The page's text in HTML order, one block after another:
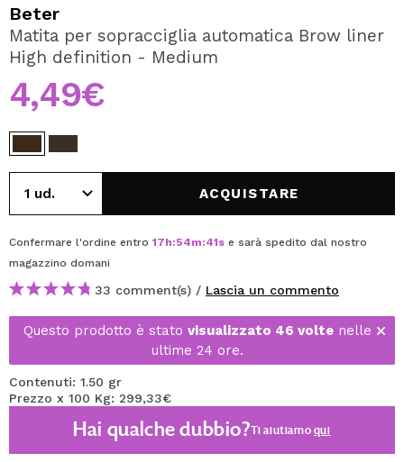
Creando un account su Maquibeauty.it potrai fare i tuoi
acquisti velocemente, controllare lo stato dei tuoi ordini e
Beter
Matita per sopracciglia automatica Brow liner
High definition - Medium
4,49€
ACQUISTARE
Confermare l'ordine entro 17h:54m:41s e sarà spedito dal nostro
magazzino domani
33 comment(s) / Lascia un commento
Questo prodotto è stato visualizzato 46 volte nelle
ultime 24 ore.
Contenuti: 1.50 gr
Prezzo x 100 Kg: 299,33€
Hai qualche dubbio?Ti aiutiamoqui